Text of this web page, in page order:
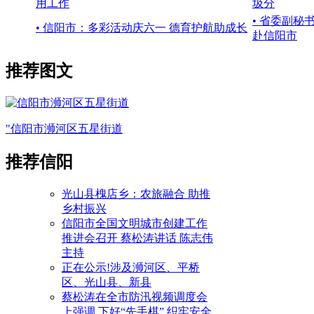
用工作
圾分
• 信阳市：多彩活动庆六一 德育护航助成长
• 省委副秘
赴信阳市
推荐图文
"信阳市浉河区五星街道
推荐信阳
光山县槐店乡：农旅融合 助推
乡村振兴
信阳市全国文明城市创建工作
推进会召开 蔡松涛讲话 陈志伟
主持
正在公示!涉及浉河区、平桥
区、光山县、新县
蔡松涛在全市防汛视频调度会
上强调 下好“先手棋” 织牢安全